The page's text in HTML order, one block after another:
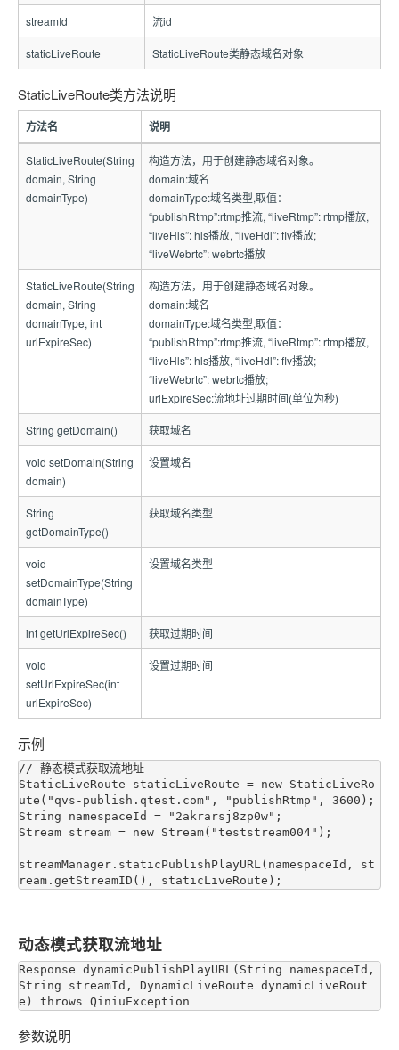
streamId 流id
staticLiveRoute StaticLiveRoute类静态域名对象
StaticLiveRoute类方法说明
方法名 说明
StaticLiveRoute(String
domain, String
domainType)
构造方法，用于创建静态域名对象。
domain:域名
domainType:域名类型,取值：
“publishRtmp”:rtmp推流, “liveRtmp”: rtmp播放,
“liveHls”: hls播放, “liveHdl”: flv播放;
“liveWebrtc”: webrtc播放
StaticLiveRoute(String
domain, String
domainType, int
urlExpireSec)
构造方法，用于创建静态域名对象。
domain:域名
domainType:域名类型,取值：
“publishRtmp”:rtmp推流, “liveRtmp”: rtmp播放,
“liveHls”: hls播放, “liveHdl”: flv播放;
“liveWebrtc”: webrtc播放;
urlExpireSec:流地址过期时间(单位为秒)
String getDomain() 获取域名
void setDomain(String
domain)
设置域名
String
getDomainType()
获取域名类型
void
setDomainType(String
domainType)
设置域名类型
int getUrlExpireSec() 获取过期时间
void
setUrlExpireSec(int
urlExpireSec)
设置过期时间
示例
// 静态模式获取流地址
StaticLiveRoute staticLiveRoute = new StaticLiveRo
ute("qvs-publish.qtest.com", "publishRtmp", 3600);
String namespaceId = "2akrarsj8zp0w";
Stream stream = new Stream("teststream004");
streamManager.staticPublishPlayURL(namespaceId, st
动态模式获取流地址
Response dynamicPublishPlayURL(String namespaceId,
String streamId, DynamicLiveRoute dynamicLiveRout
参数说明